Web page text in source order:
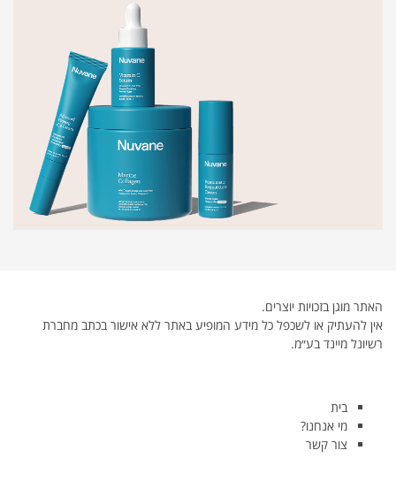
האתר מוגן בזכויות יוצרים.
אין להעתיק או לשכפל כל מידע המופיע באתר ללא אישור בכתב מחברת
רשיונל מיינד בע״מ.
בית
מי אנחנו?
צור קשר